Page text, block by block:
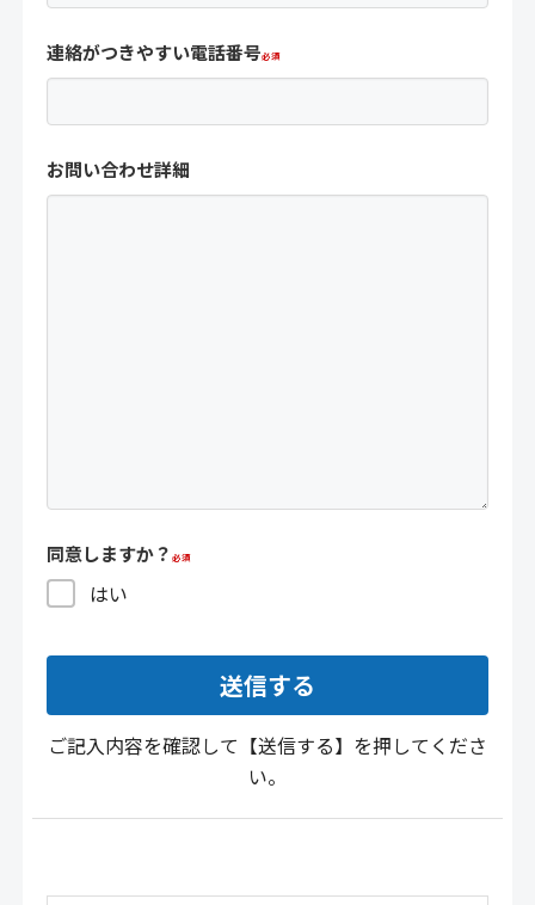
連絡がつきやすい電話番号
お問い合わせ詳細
同意しますか？
はい
ご記入内容を確認して【送信する】を押してくださ
い。